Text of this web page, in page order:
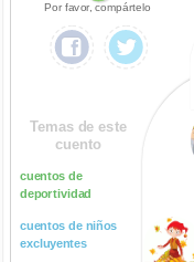
Por favor, compártelo
Temas de este
cuento
cuentos de
deportividad
cuentos de niños
excluyentes